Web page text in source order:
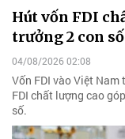
Hút vốn FDI
trưởng 2 con số
04/08/2026 02:08
Vốn FDI vào Việt
FDI chất lượng cao
số.